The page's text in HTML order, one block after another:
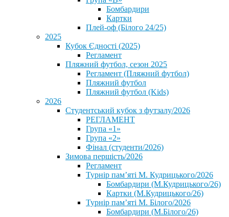
Бомбардири
Картки
Плей-оф (Білого 24/25)
2025
Кубок Єдності (2025)
Регламент
Пляжний футбол, сезон 2025
Регламент (Пляжний футбол)
Пляжний футбол
Пляжний футбол (Kids)
2026
Студентський кубок з футзалу/2026
РЕГЛАМЕНТ
Група «1»
Група «2»
Фінал (студенти/2026)
⁨Зимова першість/2026⁩
Регламент
Турнір пам’яті М. Кудрицького/2026
Бомбардири (М.Кудрицького/26)
Картки (М.Кудрицького/26)
Турнір пам’яті М. Білого/2026
Бомбардири (М.Білого/26)